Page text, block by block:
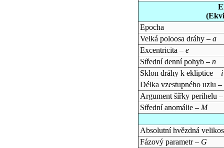
Epocha
Velká poloosa dráhy – a
Excentricita – e
Střední denní pohyb – n
Sklon dráhy k ekliptice – i
Délka vzestupného uzlu –
Argument šířky perihelu
Střední anomálie – M
Absolutní hvězdná
Fázový parametr – G